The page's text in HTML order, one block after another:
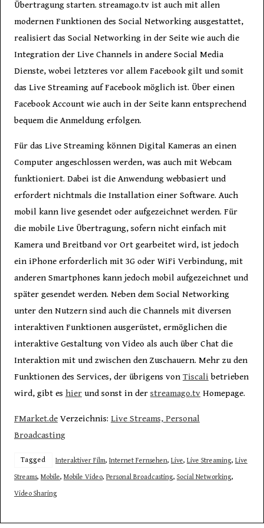
Übertragung starten. streamago.tv ist auch mit allen
modernen Funktionen des Social Networking ausgestattet,
realisiert das Social Networking in der Seite wie auch die
Integration der Live Channels in andere Social Media
Dienste, wobei letzteres vor allem Facebook gilt und somit
das Live Streaming auf Facebook möglich ist. Über einen
Facebook Account wie auch in der Seite kann entsprechend
bequem die Anmeldung erfolgen.
Für das Live Streaming können Digital Kameras an einen
Computer angeschlossen werden, was auch mit Webcam
funktioniert. Dabei ist die Anwendung webbasiert und
erfordert nichtmals die Installation einer Software. Auch
mobil kann live gesendet oder aufgezeichnet werden. Für
die mobile Live Übertragung, sofern nicht einfach mit
Kamera und Breitband vor Ort gearbeitet wird, ist jedoch
ein iPhone erforderlich mit 3G oder WiFi Verbindung, mit
anderen Smartphones kann jedoch mobil aufgezeichnet und
später gesendet werden. Neben dem Social Networking
unter den Nutzern sind auch die Channels mit diversen
interaktiven Funktionen ausgerüstet, ermöglichen die
interaktive Gestaltung von Video als auch über Chat die
Interaktion mit und zwischen den Zuschauern. Mehr zu den
Funktionen des Services, der übrigens von Tiscali betrieben
wird, gibt es hierund sonst in der streamago.tvHomepage.
FMarket.deVerzeichnis: Live Streams, Personal
Broadcasting
Tagged Interaktiver Film, Internet Fernsehen, Live, Live Streaming, Live
Streams, Mobile, Mobile Video, Personal Broadcasting, Social Networking,
Video Sharing